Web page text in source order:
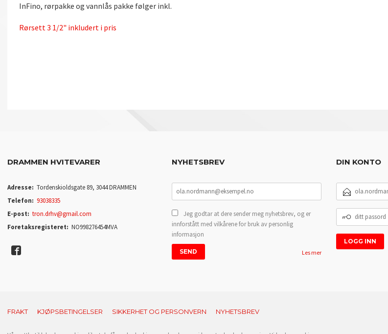
InFino, rørpakke og vannlås pakke følger inkl.
Rørsett 3 1/2" inkludert i pris
DRAMMEN HVITEVARER
Adresse: Tordenskioldsgate 89, 3044 DRAMMEN
Telefon: 93038335
E-post: tron.drhv@gmail.com
Foretaksregisteret: NO998276454MVA
NYHETSBREV
Jeg godtar at dere sender meg nyhetsbrev, og er
innforstått med vilkårene for bruk av personlig
informasjon
Les mer
DIN KONTO
POSTADRESSE
PASSORD
FRAKT KJØPSBETINGELSER SIKKERHET OG PERSONVERN NYHETSBREV